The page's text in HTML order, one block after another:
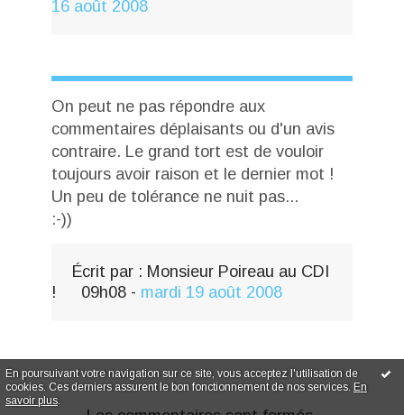
En poursuivant votre navigation sur ce site, vous acceptez l'utilisation de
cookies. Ces derniers assurent le bon fonctionnement de nos services. En
savoir plus.
16 août 2008
On peut ne pas répondre aux
commentaires déplaisants ou d'un avis
contraire. Le grand tort est de vouloir
toujours avoir raison et le dernier mot !
Un peu de tolérance ne nuit pas...
:-))
Écrit par : Monsieur Poireau au CDI
!
09h08- mardi 19 août 2008